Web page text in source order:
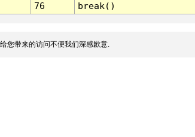
76 break()
您带来的访问不便我们深感歉意.